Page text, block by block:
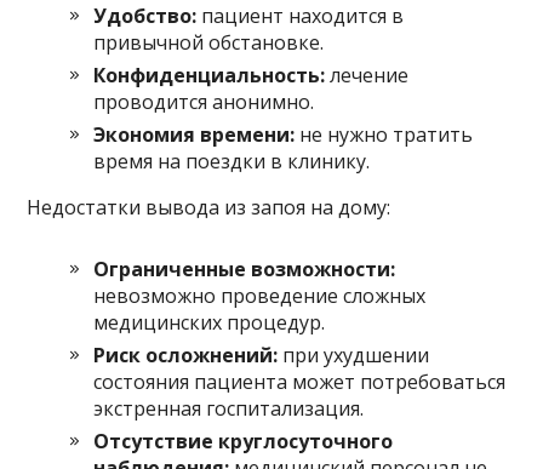
Удобство: пациент находится в
привычной обстановке.
Конфиденциальность:лечение
проводится анонимно.
Экономия времени: не нужно тратить
время на поездки в клинику.
Недостатки вывода из запоя на дому:
Ограниченные возможности:
невозможно проведение сложных
медицинских процедур.
Риск осложнений: при ухудшении
состояния пациента может потребоваться
экстренная госпитализация.
Отсутствие круглосуточного